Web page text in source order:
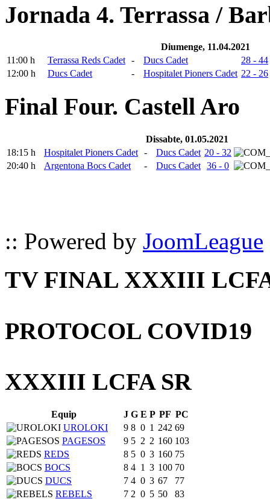
Jornada 4. Terrassa /
Diumenge, 11.04.2021
11:00 h
Terrassa Reds Cadet - Ducs Cadet
28 - 44
12:00 h
Ducs Cadet - Hospitalet Pioners Cadet 22 - 26
Final Four. Castell Aro
Dissabte, 01.05.2021
18:15 h
Hospitalet Pioners Cadet - Ducs Cadet 20 - 32
20:40 h
Argentona Bocs Cadet - Ducs Cadet 36 - 0
:: Powered by JoomLeague
TV FINAL XXXIII
PROTOCOL COVID19
XXXIII LCFA SR
Equip J G E P PF PC
UROLOKI
9 8 0 1 242 69
PAGESOS
9 5 2 2 160 103
REDS
8 5 0 3 160 75
BOCS
8 4 1 3 100 70
DUCS
7 4 0 3 67
77
REBELS
7 2 0 5 50 83